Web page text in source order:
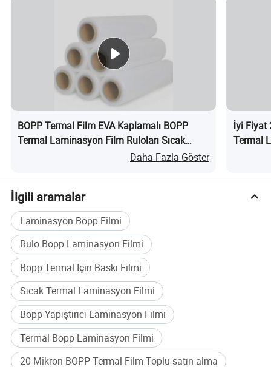
BOPP Termal Film EVA Kaplamalı BOPP
Termal Laminasyon Film Ruloları Sıcak
Daha Fazla Göster
İyi Fiyat
Termal
İlgili aramalar
Laminasyon Bopp Filmi
Rulo Bopp Laminasyon Filmi
Bopp Termal Için Baskı Filmi
Sıcak Termal Laminasyon Filmi
Bopp Yapıştırıcı Laminasyon Filmi
Termal Bopp Laminasyon Filmi
20 Mikron BOPP Termal Film Toplu satın alma